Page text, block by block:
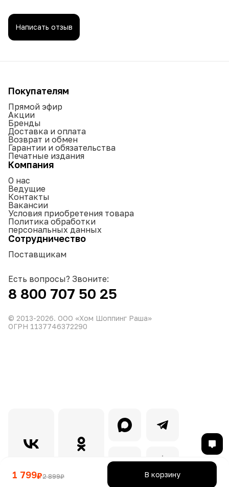
1 799₽2 899₽ В корзину
Написать отзыв
Покупателям
Прямой эфир
Акции
Бренды
Доставка и оплата
Возврат и обмен
Гарантии и обязательства
Печатные издания
Компания
О нас
Ведущие
Контакты
Вакансии
Условия приобретения товара
Политика обработки
персональных данных
Сотрудничество
Поставщикам
Есть вопросы? Звоните:
8 800 707 50 25
© 2013-2026. ООО «Хом Шоппинг Раша»
ОГРН 1137746372290